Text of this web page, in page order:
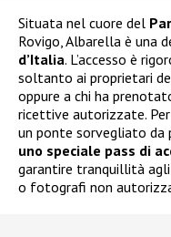
Situata nel cuore del
Rovigo, Albarella è una
d’Italia. L’accesso è
soltanto ai proprietari
oppure a chi ha
ricettive autorizzate.
un ponte sorvegliato da
uno speciale pass di
garantire tranquillità agli
o fotografi non